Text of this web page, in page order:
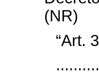
(NR)
“Art.